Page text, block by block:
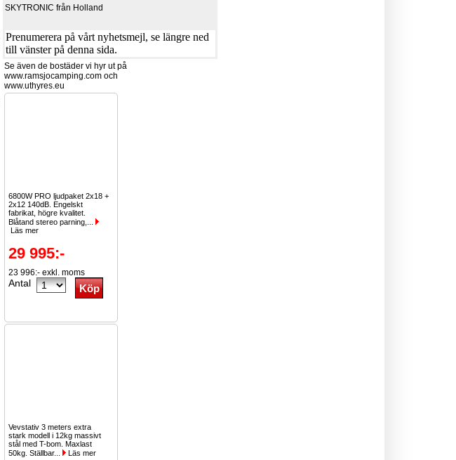
SKYTRONIC från Holland
Prenumerera på vårt nyhetsmejl, se längre ned
till vänster på denna sida.
Se även de bostäder vi hyr ut på
www.ramsjocamping.com och
www.uthyres.eu
6800W PRO ljudpaket 2x18 +
2x12 140dB. Engelskt
fabrikat, högre kvalitet.
Blåtand stereo parning,...
Läs mer
29 995:-
23 996:- exkl. moms
Antal
Vevstativ 3 meters extra
stark modell i 12kg massivt
stål med T-bom. Maxlast
50kg. Ställbar...
Läs mer